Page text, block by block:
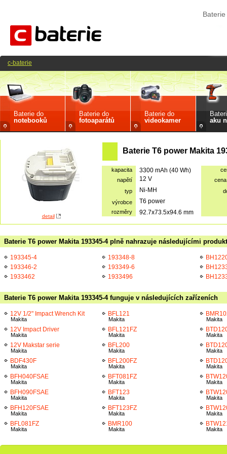
Baterie do
notebooků
Baterie do
fotoaparátů
Baterie do
videokamer
aku
detail
Baterie T6 power Makita
kapacita 3300 mAh (40 Wh)
napětí
12 V
typ
Ni-MH
výrobce
T6 power
rozměry 92.7x73.5x94.6 mm
Baterie T6 power Makita 193345-4 plně nahrazuje následujícími
193345-4
193346-2
1933462
193348-8
193349-6
1933496
Baterie T6 power Makita 193345-4 funguje v následujících zařízeních
12V 1/2" Impact Wrench Kit
Makita
12V Impact Driver
Makita
12V Makstar serie
Makita
BDF430F
Makita
BFH040FSAE
Makita
BFH090FSAE
Makita
BFH120FSAE
Makita
BFL081FZ
Makita
BFL121
Makita
BFL121FZ
Makita
BFL200
Makita
BFL200FZ
Makita
BFT081FZ
Makita
BFT123
Makita
BFT123FZ
Makita
BMR100
Makita
Makita
Makita
Makita
Makita
Makita
Makita
Makita
Makita
c-baterie